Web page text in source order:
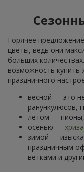
Горячее
цветы, ведь они
больших
возможность купить
праздничного
весной — это
ранункулюсов,
летом —
осенью —
зимой —
праздничным
ветками и